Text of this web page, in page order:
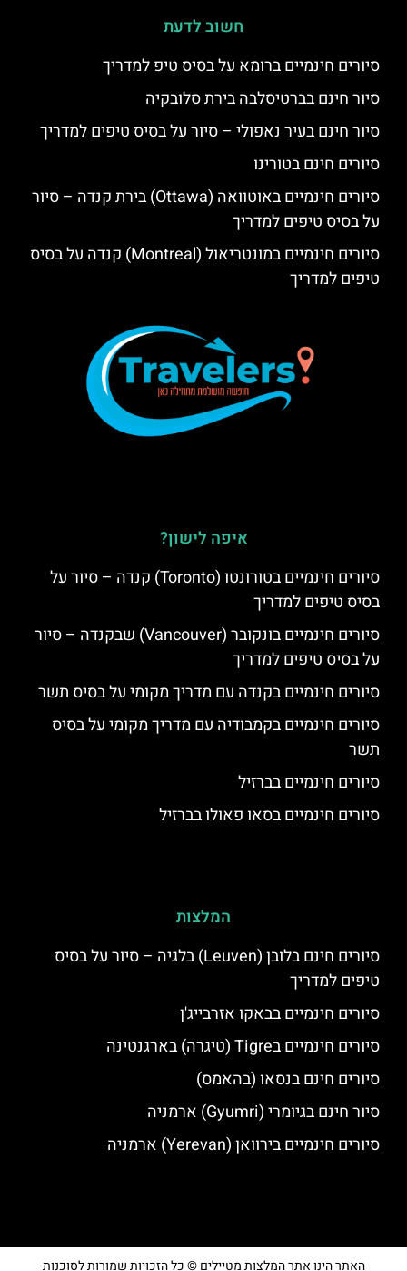
חשוב לדעת
סיורים חינמיים ברומא על בסיס טיפ למדריך
סיור חינם בברטיסלבה בירת סלובקיה
סיור חינם בעיר נאפולי – סיור על בסיס טיפים למדריך
סיורים חינם בטורינו
סיורים חינמיים באוטוואה (Ottawa) בירת קנדה – סיור
על בסיס טיפים למדריך
סיורים חינמיים במונטריאול (Montreal) קנדה על בסיס
טיפים למדריך
איפה לישון?
סיורים חינמיים בטורונטו (Toronto) קנדה – סיור על
בסיס טיפים למדריך
סיורים חינמיים בונקובר (Vancouver) שבקנדה – סיור
על בסיס טיפים למדריך
סיורים חינמיים בקנדה עם מדריך מקומי על בסיס תשר
סיורים חינמיים בקמבודיה עם מדריך מקומי על בסיס
תשר
סיורים חינמיים בברזיל
סיורים חינמיים בסאו פאולו בברזיל
המלצות
סיורים חינם בלובן (Leuven) בלגיה – סיור על בסיס
טיפים למדריך
סיורים חינמיים בבאקו אזרבייג'ן
סיורים חינמיים בTigre (טיגרה) בארגנטינה
סיורים חינם בנסאו (בהאמס)
סיור חינם בגיומרי (Gyumri) ארמניה
סיורים חינמיים בירוואן (Yerevan) ארמניה
האתר הינו אתר המלצות מטיילים © כל הזכויות שמורות לסוכנות